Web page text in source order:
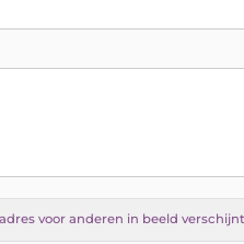
voor anderen in beeld verschijnt